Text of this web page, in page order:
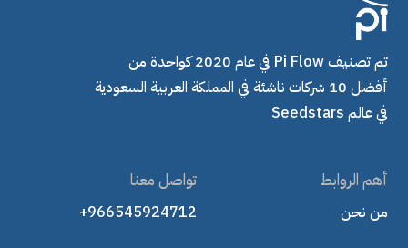
تم تصنيف Pi Flow في عام 2020 كواحدة من
أفضل 10 شركات ناشئة في المملكة العربية السعودية
في عالم Seedstars
أهم الروابط
من نحن
تواصل معنا
+966545924712